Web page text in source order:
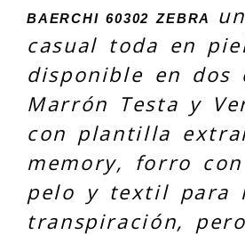
BAERCHI 60302 ZEBRA
casual toda en
disponible en dos
Marrón Testa y
con plantilla
memory, forro
pelo y textil para
transpiración,